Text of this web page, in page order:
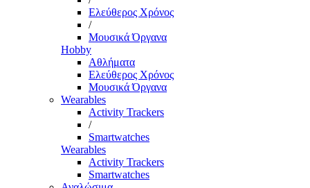
Ελεύθερος Χρόνος
/
Μουσικά Όργανα
Hobby
Αθλήματα
Ελεύθερος Χρόνος
Μουσικά Όργανα
Wearables
Activity Trackers
/
Smartwatches
Wearables
Activity Trackers
Smartwatches